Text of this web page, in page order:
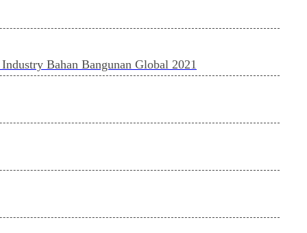
Bahan Bangunan Global 2021